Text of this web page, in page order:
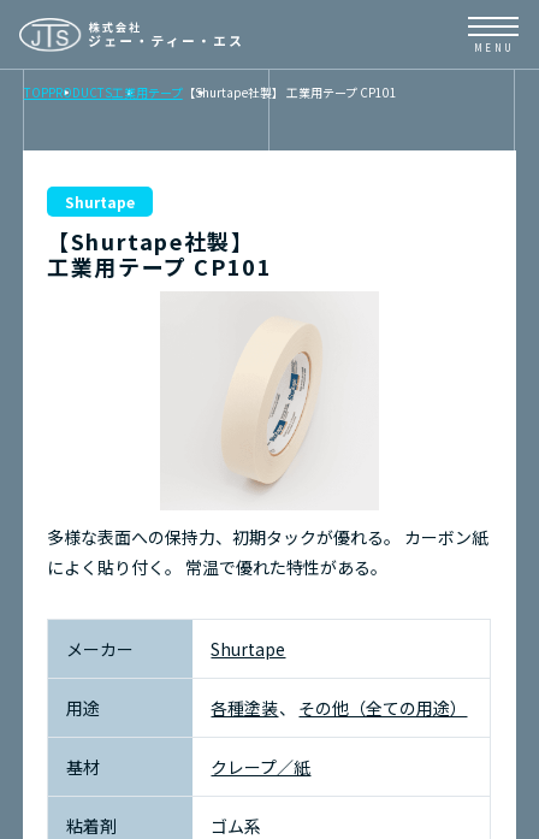
TOP
BUSINESS
取扱メーカーリンク
環境問題への取り組み
サイトマップ
TOPPRODUCTS工業用テープ【Shurtape社製】 工業用テープ CP101
【Shurtape社製】
工業用テープ CP101
Shurtape
多様な表面への保持力、初期タックが優れる。
カーボン紙
によく貼り付く。
常温で優れた特性がある。
メーカー Shurtape
用途 各種塗装 その他（全ての用途）
基材 クレープ／紙
粘着剤 ゴム系